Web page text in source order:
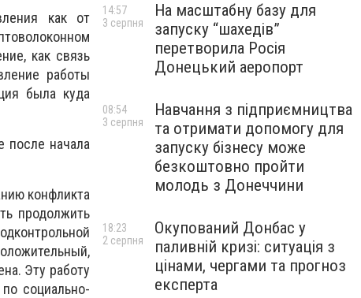
как от
как связь
работы
была куда
после начала
конфликта
продолжить
Эту работу
социально-
На масштабну базу для
запуску “шахедів”
перетворила Росія
Донецький аеропорт
14:57
3 серпня
Навчання з підприємництва
та отримати допомогу для
запуску бізнесу може
безкоштовно пройти
молодь з Донеччини
08:54
3 серпня
Окупований Донбас у
паливній кризі: ситуація з
цінами, чергами та прогноз
експерта
18:23
2 серпня